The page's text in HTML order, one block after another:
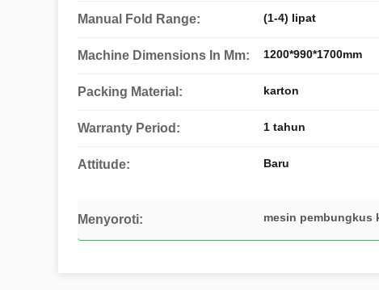
Manual Fold Range: (1-4) lipat
Machine Dimensions In Mm: 1200*990*1700mm
Packing Material: karton
Warranty Period: 1 tahun
Attitude: Baru
Menyoroti: mesin pembungkus